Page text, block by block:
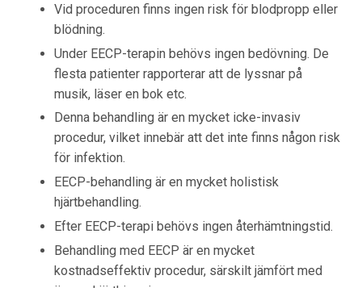
Vid proceduren finns ingen risk för blodpropp eller
blödning.
Under EECP-terapin behövs ingen bedövning. De
flesta patienter rapporterar att de lyssnar på
musik, läser en bok etc.
Denna behandling är en mycket icke-invasiv
procedur, vilket innebär att det inte finns någon risk
för infektion.
EECP-behandling är en mycket holistisk
hjärtbehandling.
Efter EECP-terapi behövs ingen återhämtningstid.
Behandling med EECP är en mycket
kostnadseffektiv procedur, särskilt jämfört med